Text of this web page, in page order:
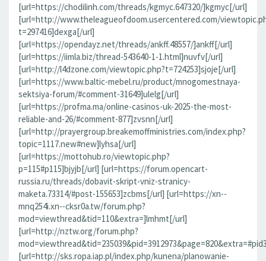
[url=https://chodilinh.com/threads/kgmyc.647320/]kgmyc[/url]
[url=http://www.theleagueofdoom.usercentered.com/
t=297416]dexga[/url]
[url=https://opendayz.net/threads/ankff.48557/]ankff[/url]
[url=https://iimla.biz/thread-543640-1-1.html]nuvfv[/url]
[url=http://l4dzone.com/viewtopic.php?t=724253]sjoje[/url]
[url=https://www.baltic-mebel.ru/product/mnogomestnaya-
sektsiya-forum/#comment-31649]ulelg[/url]
[url=https://profma.ma/online-casinos-uk-2025-the-most-
reliable-and-26/#comment-877]zvsnn[/url]
[url=http://prayergroup.breakemoffministries.com/index.php?
topic=1117.new#new]lyhsa[/url]
[url=https://mottohub.ro/viewtopic.php?
p=115#p115]bjyjb[/url] [url=https://forum.opencart-
russia.ru/threads/dobavit-skript-vniz-stranicy-
maketa.73314/#post-155653]zcbms[/url] [url=https://xn--
mnq254i.xn--cksr0a.tw/forum.php?
mod=viewthread&tid=110&extra=]lmhmt[/url]
[url=http://nztw.org/forum.php?
[url=http://sks.ropa.iap.pl/index.php/kunena/planowanie-